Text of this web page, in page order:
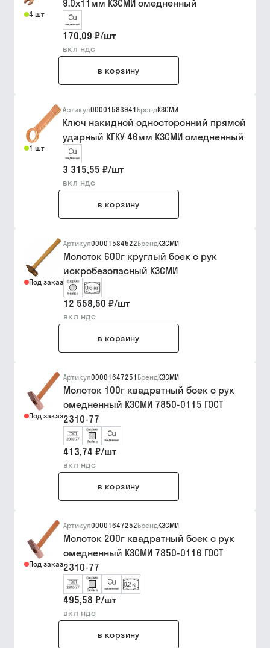
4 шт
9.0х11мм КЗСМИ омедненный
170,09 ₽/шт
вкл ндс
в корзину
1 шт
Артикул00001583941 БрендКЗСМИ
Ключ накидной односторонний прямой
ударный КГКУ 46мм КЗСМИ омедненный
3 315,55 ₽/шт
вкл ндс
в корзину
Под заказ
Артикул00001584522БрендКЗСМИ
Молоток 600г круглый боек с рук
искробезопасный КЗСМИ
12 558,50 ₽/шт
вкл ндс
в корзину
Под заказ
Артикул00001647251 БрендКЗСМИ
Молоток 100г квадратный боек с рук
омедненный КЗСМИ 7850-0115 ГОСТ
2310-77
413,74 ₽/шт
вкл ндс
в корзину
Под заказ
Артикул00001647252БрендКЗСМИ
Молоток 200г квадратный боек с рук
омедненный КЗСМИ 7850-0116 ГОСТ
2310-77
495,58 ₽/шт
вкл ндс
в корзину